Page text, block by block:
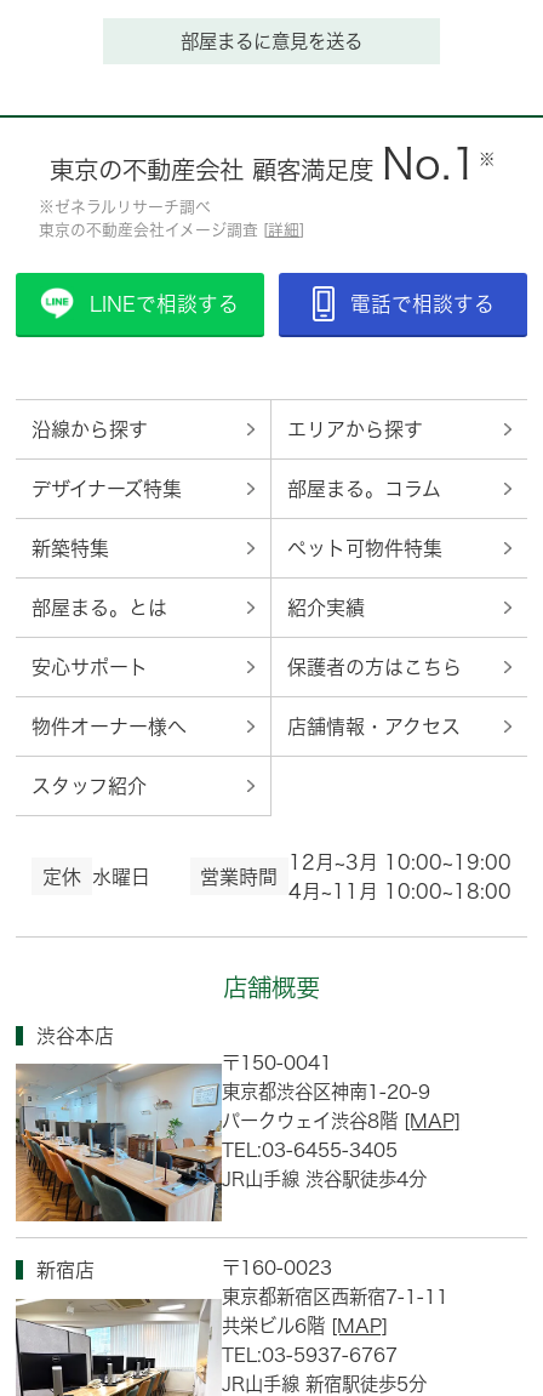
部屋まるに意見を送る
東京の不動産会社 顧客満足度 No.1 ※
※ゼネラルリサーチ調べ
東京の不動産会社イメージ調査 [ 詳細
LINEで相談する 電話で相談する
沿線から探す エリアから探す
デザイナーズ特集 部屋まる。コラム
新築特集 ペット可物件特集
部屋まる。とは 紹介実績
安心サポート 保護者の方はこちら
物件オーナー様へ 店舗情報・アクセス
スタッフ紹介
定休 水曜日 営業時間
12月~3月 10:00~19:00
4月~11月 10:00~18:00
店舗概要
渋谷本店
〒150-0041
東京都渋谷区神南1-20-9
パークウェイ渋谷8階 [MAP]
TEL:03-6455-3405
JR山手線 渋谷駅徒歩4分
新宿店
〒160-0023
東京都新宿区西新宿7-1-11
共栄ビル6階 [MAP]
TEL:03-5937-6767
JR山手線 新宿駅徒歩5分